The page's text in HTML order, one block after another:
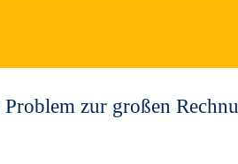
zur großen